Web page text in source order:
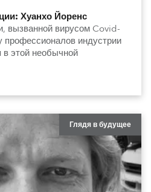
Хуанхо Йоренс
вызванной вирусом Covid-
индустрии
в этой необычной
Глядя в будущее